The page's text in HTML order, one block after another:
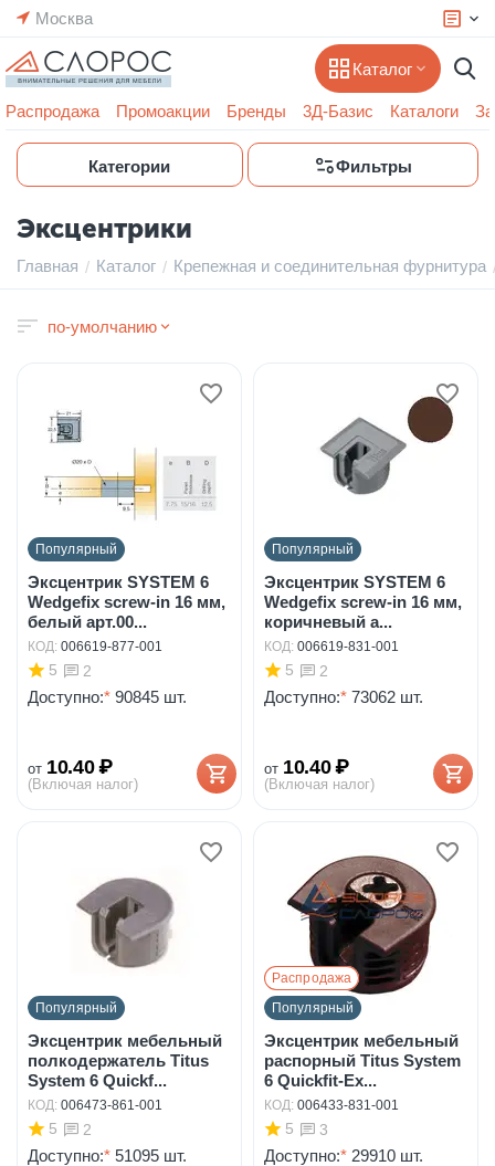
Москва
Каталог
Распродажа Промоакции Бренды 3Д-Базис Каталоги
Категории Фильтры
Эксцентрики
Главная / Каталог / Крепежная и соединительная фурнитура
по-умолчанию
Популярный
Эксцентрик SYSTEM 6
Wedgefix screw-in 16 мм,
белый арт.00...
КОД: 006619-877-001
5 2
Доступно:* 90845 шт.
от 10.40 ₽
(Включая налог)
Популярный
Эксцентрик SYSTEM 6
Wedgefix screw-in 16 мм,
коричневый а...
КОД: 006619-831-001
5 2
Доступно:* 73062 шт.
от 10.40 ₽
(Включая налог)
Популярный
Эксцентрик мебельный
полкодержатель Titus
System 6 Quickf...
КОД: 006473-861-001
5 2
Доступно:* 51095 шт.
Распродажа
Популярный
Эксцентрик мебельный
распорный Titus System
6 Quickfit-Ex...
КОД: 006433-831-001
5 3
Доступно:* 29910 шт.